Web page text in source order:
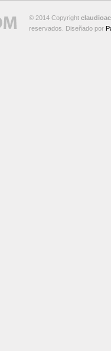
© 2014 Copyright
reservados. Diseñado por